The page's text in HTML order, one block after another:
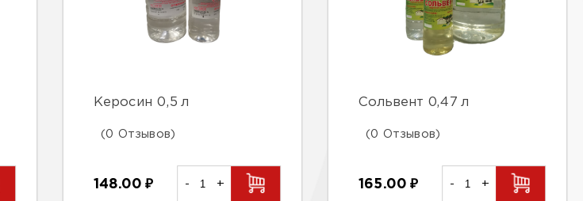
Керосин 0,5 л
(0 Отзывов)
148.00₽ - +
Сольвент 0,47 л
(0 Отзывов)
165.00₽ - +